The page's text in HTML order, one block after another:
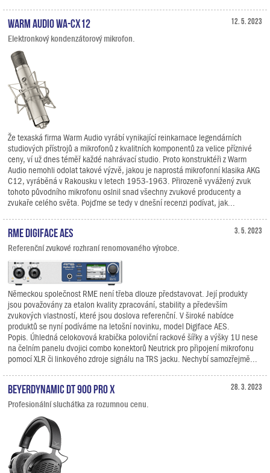
12. 5. 2023
Warm Audio WA-CX12
Elektronkový kondenzátorový mikrofon.
Že texaská firma Warm Audio vyrábí vynikající reinkarnace legendárních
studiových přístrojů a mikrofonů z kvalitních komponentů za velice příznivé
ceny, ví už dnes téměř každé nahrávací studio. Proto konstruktéři z Warm
Audio nemohli odolat takové výzvě, jakou je naprostá mikrofonní klasika AKG
C12, vyráběná v Rakousku v letech 1953-1963. Přirozeně vyvážený zvuk
tohoto původního mikrofonu oslnil snad všechny zvukové producenty a
zvukaře celého světa. Pojďme se tedy v dnešní recenzi podívat, jak...
3. 5. 2023
RME Digiface AES
Referenční zvukové rozhraní renomovaného výrobce.
Německou společnost RME není třeba dlouze představovat. Její produkty
jsou považovány za etalon kvality zpracování, stability a především
zvukových vlastností, které jsou doslova referenční. V široké nabídce
produktů se nyní podíváme na letošní novinku, model Digiface AES.
Popis. Úhledná celokovová krabička poloviční rackové šířky a výšky 1U nese
na čelním panelu dvojici combo konektorů Neutrick pro připojení mikrofonu
pomocí XLR či linkového zdroje signálu na TRS jacku. Nechybí samozřejmě...
28. 3. 2023
Beyerdynamic DT 900 PRO X
Profesionální sluchátka za rozumnou cenu.